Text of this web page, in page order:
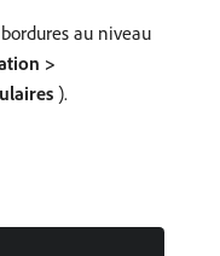
au niveau
>
).